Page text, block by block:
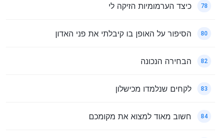
78 כיצד הערמומיות הזיקה לי
80 הסיפור על האופן בו קיבלתי את פני האדון
82 הבחירה הנכונה
83 לקחים שנלמדו מכישלון
84 חשוב מאוד למצוא את מקומכם